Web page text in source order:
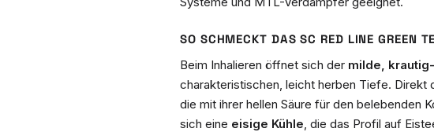
SO SCHMECKT DAS SC RED LINE GREEN
Beim Inhalieren öffnet sich der milde,
charakteristischen, leicht herben Tiefe. Direkt
die mit ihrer hellen Säure für den belebenden
sich eine eisige Kühle , die das Profil auf